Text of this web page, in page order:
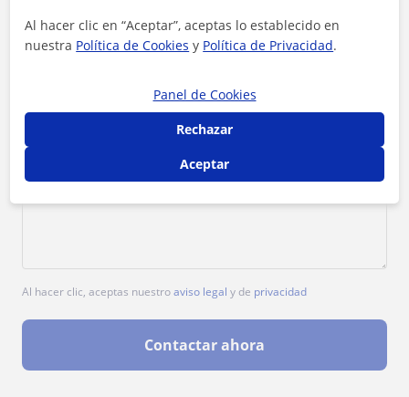
Al hacer clic, aceptas nuestroaviso legal y de privacidad
Contactar ahora
Al hacer clic en “Aceptar”, aceptas lo establecido en
nuestra Política de Cookies y Política de Privacidad.
Panel de Cookies
Rechazar
Aceptar